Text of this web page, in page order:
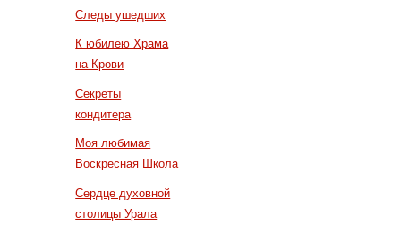
Следы ушедших
К юбилею Храма
на Крови
Секреты
кондитера
Моя любимая
Воскресная Школа
Сердце духовной
столицы Урала